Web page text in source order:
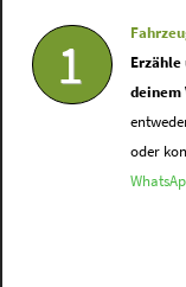
1
deinem
oder